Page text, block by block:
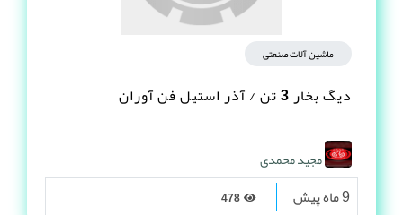
ماشین آلات صنعتی
دیگ بخار 3 تن / آذر استیل فن آوران
مجید محمدی
9 ماه پیش